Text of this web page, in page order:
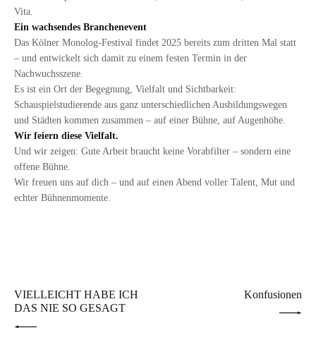
Vita.
Ein wachsendes Branchenevent
Das Kölner Monolog-Festival findet 2025 bereits zum dritten Mal statt
– und entwickelt sich damit zu einem festen Termin in der
Nachwuchsszene.
Es ist ein Ort der Begegnung, Vielfalt und Sichtbarkeit:
Schauspielstudierende aus ganz unterschiedlichen Ausbildungswegen
und Städten kommen zusammen – auf einer Bühne, auf Augenhöhe.
Wir feiern diese Vielfalt.
Und wir zeigen: Gute Arbeit braucht keine Vorabfilter – sondern eine
offene Bühne.
Wir freuen uns auf dich – und auf einen Abend voller Talent, Mut und
echter Bühnenmomente.
VIELLEICHT HABE ICH
DAS NIE SO GESAGT
Konfusionen